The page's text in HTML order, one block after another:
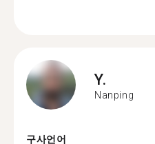
Y.
Nanping
구사언어